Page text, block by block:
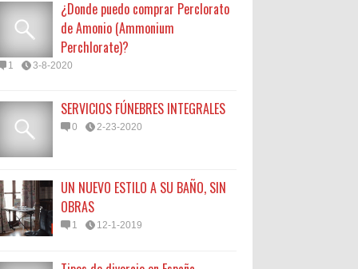
¿Donde puedo comprar Perclorato
de Amonio (Ammonium
Perchlorate)?
1 3-8-2020
SERVICIOS FÚNEBRES INTEGRALES
0 2-23-2020
UN NUEVO ESTILO A SU BAÑO, SIN
OBRAS
1 12-1-2019